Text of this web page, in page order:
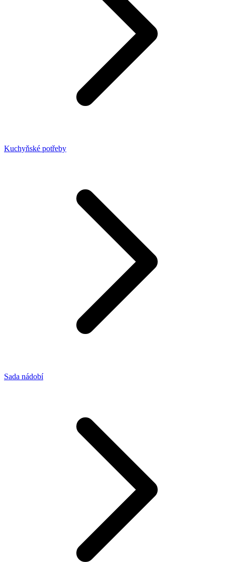
Kuchyňské potřeby
Sada nádobí